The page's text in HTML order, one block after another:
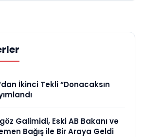
İkinci Tekli “Donacaksın
Galimidi, Eski AB Bakanı ve
Bağış ile Bir Araya Geldi